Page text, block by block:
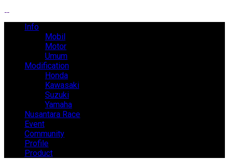
Info
Mobil
Motor
Umum
Modification
Honda
Kawasaki
Suzuki
Yamaha
Nusantara Race
Event
Community
Profile
Product